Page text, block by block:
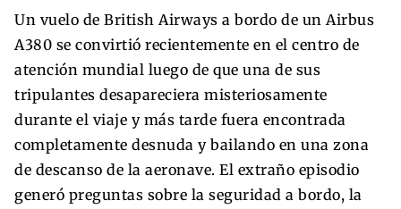
Un vuelo de British Airways a bordo de un Airbus
A380 se convirtió recientemente en el centro de
atención mundial luego de que una de sus
tripulantes desapareciera misteriosamente
durante el viaje y más tarde fuera encontrada
completamente desnuda y bailando en una zona
de descanso de la aeronave. El extraño episodio
generó preguntas sobre la seguridad a bordo, la